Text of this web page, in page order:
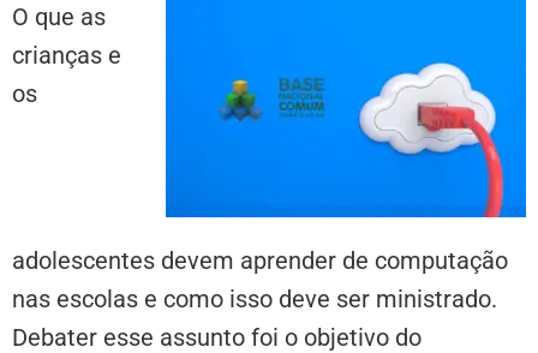
O que as
crianças e
os
adolescentes devem aprender de computação
nas escolas e como isso deve ser ministrado.
Debater esse assunto foi o objetivo do